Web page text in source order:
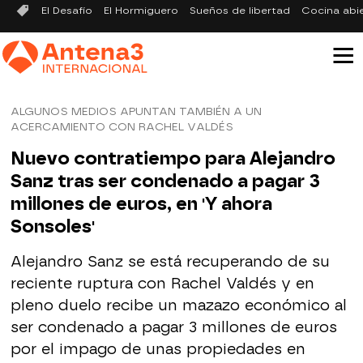
El Desafío El Hormiguero Sueños de libertad Cocina
ALGUNOS MEDIOS APUNTAN TAMBIÉN A UN
ACERCAMIENTO CON RACHEL VALDÉS
Nuevo contratiempo para Alejandro
Sanz tras ser condenado a pagar 3
millones de euros, en 'Y ahora
Sonsoles'
Alejandro Sanz se está recuperando de su
reciente ruptura con Rachel Valdés y en
pleno duelo recibe un mazazo económico al
ser condenado a pagar 3 millones de euros
por el impago de unas propiedades en